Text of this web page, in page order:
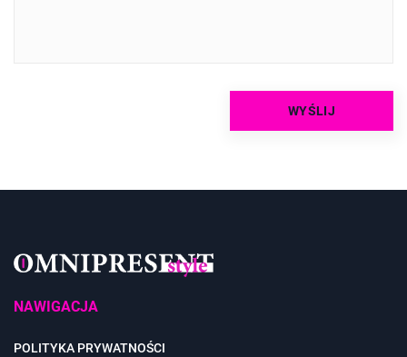
NAWIGACJA
POLITYKA PRYWATNOŚCI